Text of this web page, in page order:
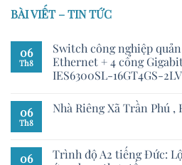
BÀI VIẾT – TIN TỨC
06
Th8
Switch công nghiệp
Ethernet + 4 cổng
IES6300SL-16GT4GS-2LV
06
Th8
Nhà Riêng Xã Trần Phú ,
06
Trình độ A2 tiếng Đức: